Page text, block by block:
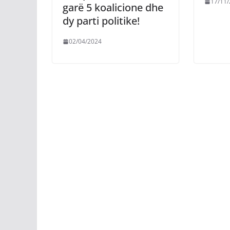
garë 5 koalicione dhe
dy parti politike!
02/04/2024